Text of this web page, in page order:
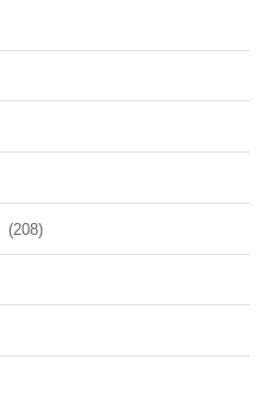
(208)